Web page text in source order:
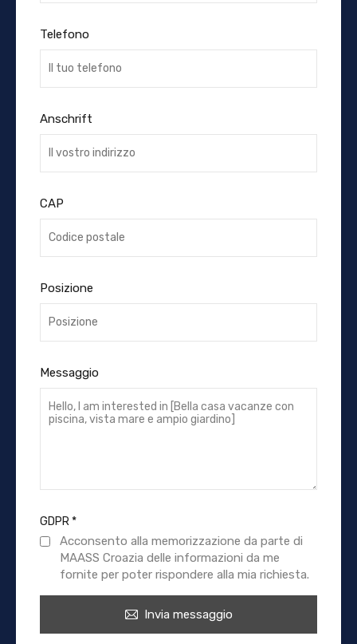
Telefono
Anschrift
CAP
Posizione
Messaggio
GDPR*
Acconsento alla memorizzazione da parte di
MAASS Croazia delle informazioni da me
fornite per poter rispondere alla mia richiesta.
Invia messaggio